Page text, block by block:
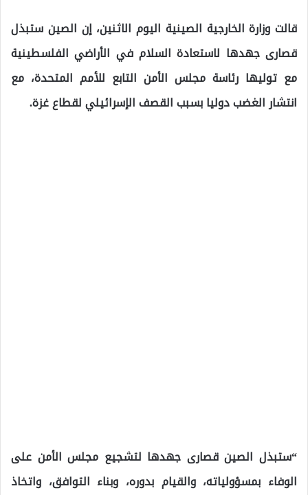
قالت وزارة الخارجية الصينية اليوم الاثنين، إن الصين ستبذل
قصارى جهدها لاستعادة السلام في الأراضي الفلسطينية
مع توليها رئاسة مجلس الأمن التابع للأمم المتحدة، مع
انتشار الغضب دوليا بسبب القصف الإسرائيلي لقطاع غزة.
“ستبذل الصين قصارى جهدها لتشجيع مجلس الأمن على
الوفاء بمسؤولياته، والقيام بدوره، وبناء التوافق، واتخاذ